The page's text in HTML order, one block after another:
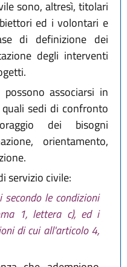
sono, altresì, titolari
ed i volontari e
di definizione dei
degli interventi
associarsi in
sedi di confronto
dei bisogni
orientamento,
servizio civile:
le condizioni
1, lettera c), ed i
di cui all'articolo 4,